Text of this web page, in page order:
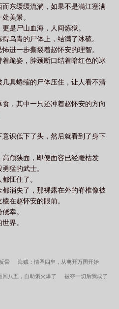
东缓缓流淌，如果不是满江塞满
美景。
是尸山血海，人间炼狱。
乌青的尸体上，结满了冰碴。
进一步撕裂着赵怀安的理智。
跪姿，脖颈断口结着暗红色的冰
具蜷缩的尸体压住，让人看不清
，其中一只还冲着赵怀安的方向
识低下了头，然后就看到了身下
颅狭面，即便面容已经雕枯发
猛的武士。
怔住了。
消失了，那裸露在外的脊椎像被
在赵怀安的眼前。
幸。
界。
骨 海贼：情圣四皇，从离开万国开始
回八五，自助粥火爆了 被夺一切后我成了